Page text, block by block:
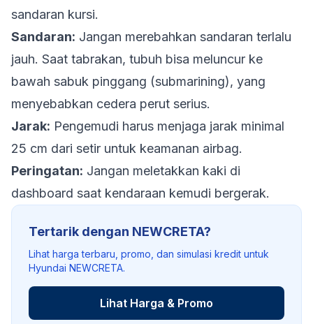
sandaran kursi.
Sandaran: Jangan merebahkan sandaran terlalu
jauh. Saat tabrakan, tubuh bisa meluncur ke
bawah sabuk pinggang (submarining), yang
menyebabkan cedera perut serius.
Jarak: Pengemudi harus menjaga jarak minimal
25 cm dari setir untuk keamanan airbag.
Peringatan: Jangan meletakkan kaki di
dashboard saat kendaraan kemudi bergerak.
Tertarik dengan NEWCRETA?
Lihat harga terbaru, promo, dan simulasi kredit untuk
Hyundai NEWCRETA.
Lihat Harga & Promo